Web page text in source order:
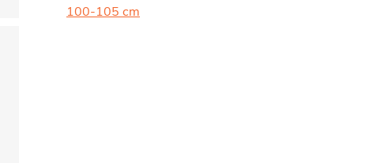
100-105 cm